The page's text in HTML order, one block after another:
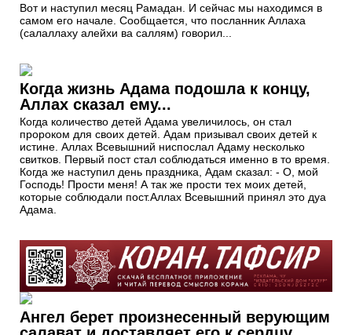
Вот и наступил месяц Рамадан. И сейчас мы находимся в
самом его начале. Сообщается, что посланник Аллаха
(салаллаху алейхи ва саллям) говорил...
Когда жизнь Адама подошла к концу,
Аллах сказал ему...
Когда количество детей Адама увеличилось, он стал
пророком для своих детей. Адам призывал своих детей к
истине. Аллах Всевышний ниспослал Адаму несколько
свитков. Первый пост стал соблюдаться именно в то время.
Когда же наступил день праздника, Адам сказал: - О, мой
Господь! Прости меня! А так же прости тех моих детей,
которые соблюдали пост.Аллах Всевышний принял это дуа
Адама.
Ангел берет произнесенный верующим